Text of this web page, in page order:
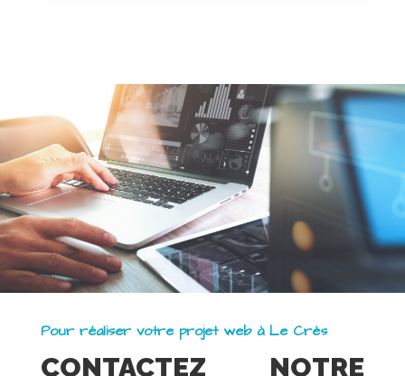
Pour réaliser votre projet web à Le Crès
CONTACTEZ NOTRE